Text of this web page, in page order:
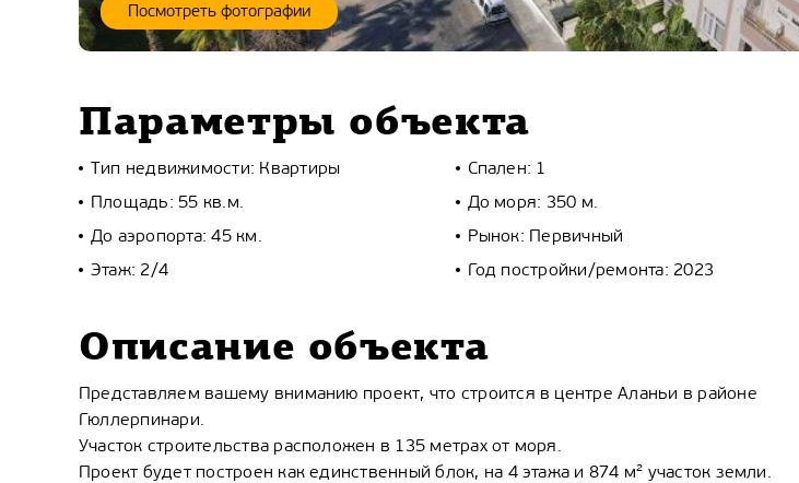
Посмотреть фотографии
Параметры объекта
Тип недвижимости: Квартиры
Спален: 1
Площадь: 55 кв.м.
До моря: 350 м.
До аэропорта: 45 км.
Рынок: Первичный
Этаж: 2/4
Год постройки/ремонта: 2023
Описание объекта
Представляем вашему вниманию проект, что строится в центре Аланьи в районе
Гюллерпинари.
Участок строительства расположен в 135 метрах от моря.
Проект будет построен как единственный блок, на 4 этажа и 874 м² участок земли.